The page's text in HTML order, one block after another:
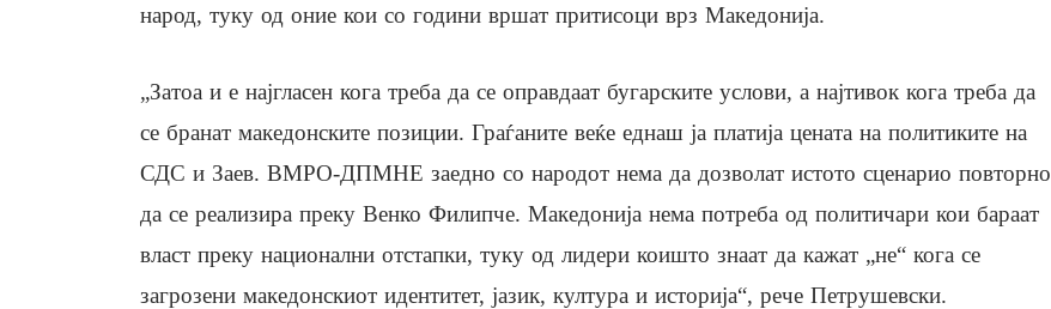
народ, туку од оние кои со години вршат притисоци врз Македонија.
„Затоа и е најгласен кога треба да се оправдаат бугарските услови, а најтивок кога треба да
се бранат македонските позиции. Граѓаните веќе еднаш ја платија цената на политиките на
СДС и Заев. ВМРО-ДПМНЕ заедно со народот нема да дозволат истото сценарио повторно
да се реализира преку Венко Филипче. Македонија нема потреба од политичари кои бараат
власт преку национални отстапки, туку од лидери коишто знаат да кажат „не“ кога се
загрозени македонскиот идентитет, јазик, култура и историја“, рече Петрушевски.